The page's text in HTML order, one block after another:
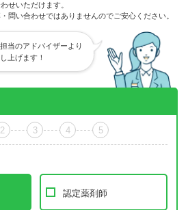
せいただけます。
問い合わせではありませんのでご安心ください。
当のアドバイザーより
上げます！
2 3 4 5
認定薬剤師